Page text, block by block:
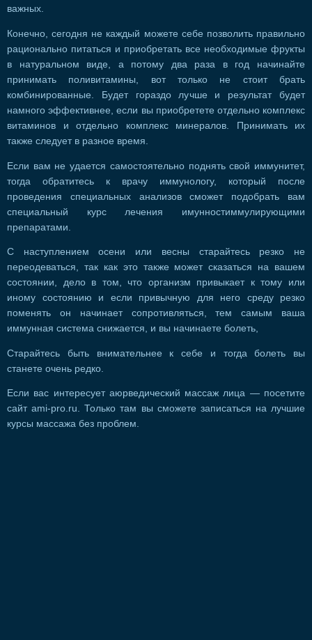
важных.
Конечно, сегодня не каждый можете себе позволить правильно
рационально питаться и приобретать все необходимые фрукты
в натуральном виде, а потому два раза в год начинайте
принимать поливитамины, вот только не стоит брать
комбинированные. Будет гораздо лучше и результат будет
намного эффективнее, если вы приобретете отдельно комплекс
витаминов и отдельно комплекс минералов. Принимать их
также следует в разное время.
Если вам не удается самостоятельно поднять свой иммунитет,
тогда обратитесь к врачу иммунологу, который после
проведения специальных анализов сможет подобрать вам
специальный курс лечения имунностиммулирующими
препаратами.
С наступлением осени или весны старайтесь резко не
переодеваться, так как это также может сказаться на вашем
состоянии, дело в том, что организм привыкает к тому или
иному состоянию и если привычную для него среду резко
поменять он начинает сопротивляться, тем самым ваша
иммунная система снижается, и вы начинаете болеть,
Старайтесь быть внимательнее к себе и тогда болеть вы
станете очень редко.
Если вас интересует аюрведический массаж лица — посетите
сайт ami-pro.ru. Только там вы сможете записаться на лучшие
курсы массажа без проблем.